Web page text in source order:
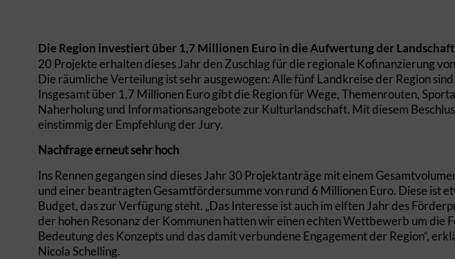
Die Region investiert über 1,7 Millionen Euro in die Aufwertung der
20 Projekte erhalten dieses Jahr den Zuschlag für die regionale Kofinanzierung
Die räumliche Verteilung ist sehr ausgewogen: Alle fünf Landkreise der Region
Insgesamt über 1,7 Millionen Euro gibt die Region für Wege, Themenrouten,
Naherholung und Informationsangebote zur Kulturlandschaft. Mit diesem
einstimmig der Empfehlung der Jury.
Nachfrage erneut sehr hoch
Ins Rennen gegangen sind dieses Jahr 30 Projektanträge mit einem
und einer beantragten Gesamtfördersumme von rund 6 Millionen Euro. Diese ist
Budget, das zur Verfügung steht. „Das Interesse ist auch im elften Jahr des
der hohen Resonanz der Kommunen hatten wir einen echten Wettbewerb um die
Bedeutung des Konzepts und das damit verbundene Engagement der Region“,
Nicola Schelling.